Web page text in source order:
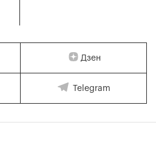
Дзен
Telegram